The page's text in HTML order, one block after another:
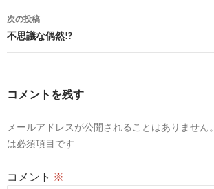
ナ
ビ
ゲ
ョ
次の投稿
不思議な偶然!?
コメントを残す
メールアドレスが公開されることはありません。
は必須項目です
コメント ※